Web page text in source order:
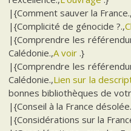
|{Comment sauver la France.,
|{Complicité de génocide ?.,
|{Comprendre les
Calédonie.,A voir .}
|{Comprendre les
Calédonie.,Lien sur la
bonnes bibliothèques de
|{Conseil à la France
|{Considérations sur la